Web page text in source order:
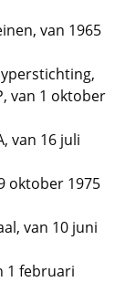
van 1965
van 1 oktober
van 16 juli
oktober 1975
van 10 juni
1 februari